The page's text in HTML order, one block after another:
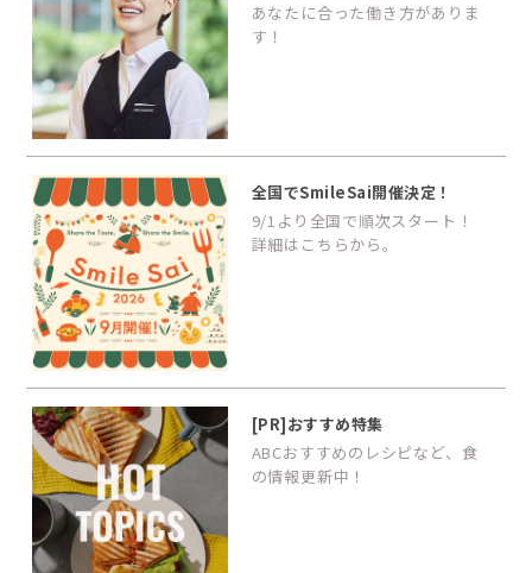
あなたに合った働き方がありま
す！
全国でSmileSai開催決定！
9/1より全国で順次スタート！
詳細はこちらから。
[PR]おすすめ特集
ABCおすすめのレシピなど、食
の情報更新中！